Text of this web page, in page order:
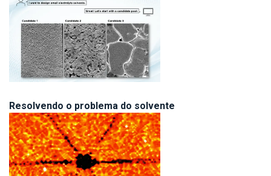
Resolvendo o problema do solvente